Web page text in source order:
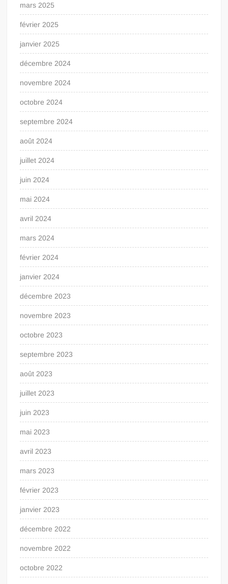
mars 2025
février 2025
janvier 2025
décembre 2024
novembre 2024
octobre 2024
septembre 2024
août 2024
juillet 2024
juin 2024
mai 2024
avril 2024
mars 2024
février 2024
janvier 2024
décembre 2023
novembre 2023
octobre 2023
septembre 2023
août 2023
juillet 2023
juin 2023
mai 2023
avril 2023
mars 2023
février 2023
janvier 2023
décembre 2022
novembre 2022
octobre 2022